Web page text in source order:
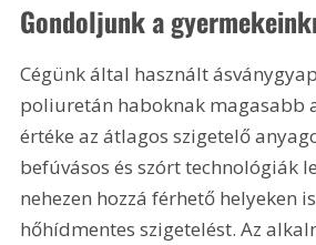
Gondoljunk a
Cégünk által használt
poliuretán haboknak magasabb
értéke az átlagos szigetelő
befúvásos és szórt technológiák
nehezen hozzá férhető helyeken
hőhídmentes szigetelést. Az